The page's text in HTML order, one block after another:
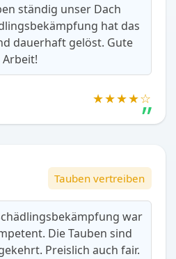
ständig unser Dach
hat das
dauerhaft gelöst. Gute
Arbeit!
★★★★☆
Tauben vertreiben
war
Die Tauben sind
Preislich auch fair.